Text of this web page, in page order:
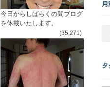
今日からしばらくの間ブログ
を休載いたします。
(35,271)
月
カ
タ